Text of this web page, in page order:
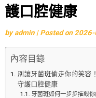
護口腔健康
byadmin | Posted on
內容目錄
別讓牙菌斑偷走你的笑容
守護口腔健康
牙菌斑如何一步步摧毀你